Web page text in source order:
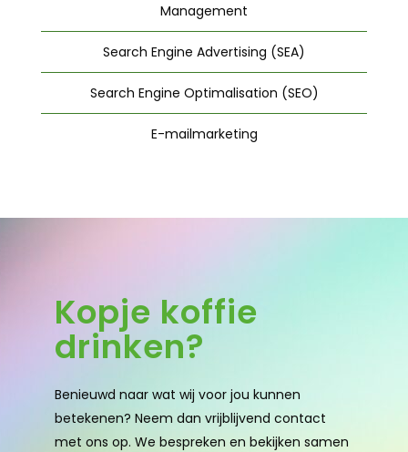
Management
Search Engine Advertising (SEA)
Search Engine Optimalisation (SEO)
E-mailmarketing
Kopje koffie
drinken?
Benieuwd naar wat wij voor jou kunnen
betekenen? Neem dan vrijblijvend contact
met ons op. We bespreken en bekijken samen